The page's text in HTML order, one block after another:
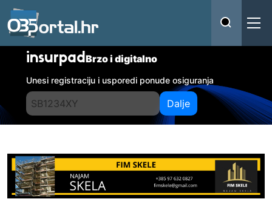
insurpadBrzo i digitalno
Unesi registraciju i usporedi ponude osiguranja
Dalje